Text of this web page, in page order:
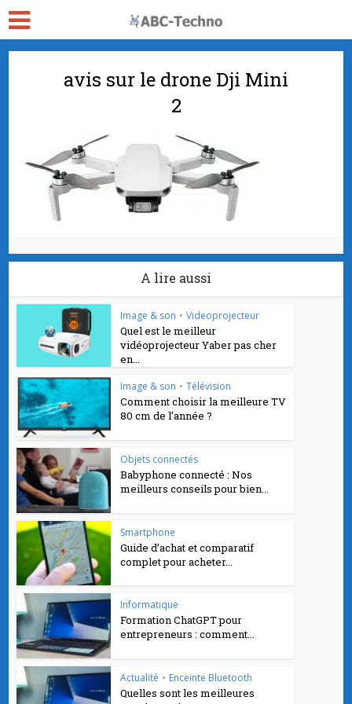
avis sur le drone Dji Mini
2
A lire aussi
Image & son • Videoprojecteur
Quel est le meilleur
vidéoprojecteur Yaber pas cher
en...
Image & son • Télévision
Comment choisir la meilleure TV
80 cm de l’année ?
Objets connectés
Babyphone connecté : Nos
meilleurs conseils pour bien...
Smartphone
Guide d’achat et comparatif
complet pour acheter...
Informatique
Formation ChatGPT pour
entrepreneurs : comment...
Actualité • Enceinte Bluetooth
Quelles sont les meilleures